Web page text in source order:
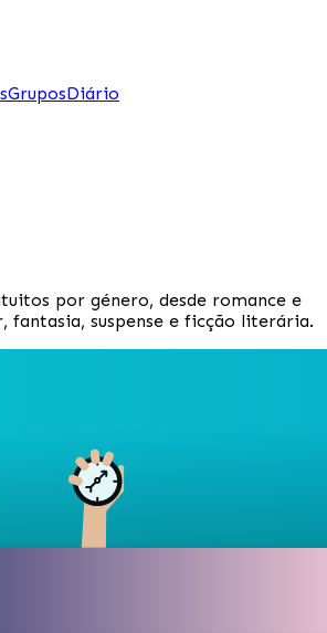
GruposDiário
por género, desde romance e
suspense e ficção literária.